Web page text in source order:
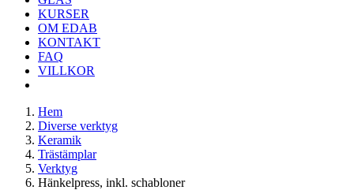
KURSER
OM EDAB
KONTAKT
FAQ
VILLKOR
Hem
Diverse verktyg
Keramik
Trästämplar
Verktyg
Hänkelpress, inkl. schabloner